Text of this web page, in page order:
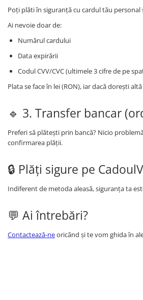
OCHELARI DE SOARE DAMĂ
Poți plăti în siguranță cu cardul tău
Ai nevoie doar de:
Numărul cardului
Data expirării
Codul CVV/CVC (ultimele 3 cifre de pe
Plata se face în lei (RON), iar dacă dorești
🔹 3. Transfer bancar
Preferi să plătești prin bancă? Nicio
confirmarea plății.
🔒 Plăți sigure pe
Indiferent de metoda aleasă, siguranța ta
💬 Ai întrebări?
Contactează-neoricând și te vom ghida în